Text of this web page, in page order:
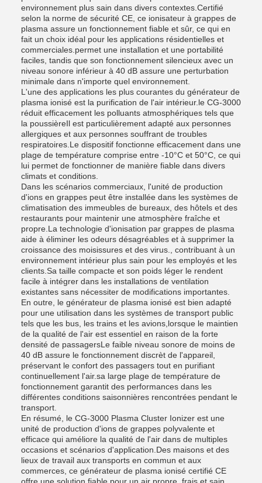
environnement plus sain dans divers contextes.Certifié
selon la norme de sécurité CE, ce ionisateur à grappes de
plasma assure un fonctionnement fiable et sûr, ce qui en
fait un choix idéal pour les applications résidentielles et
commerciales.permet une installation et une portabilité
faciles, tandis que son fonctionnement silencieux avec un
niveau sonore inférieur à 40 dB assure une perturbation
minimale dans n'importe quel environnement.
L'une des applications les plus courantes du générateur de
plasma ionisé est la purification de l'air intérieur.le CG-3000
réduit efficacement les polluants atmosphériques tels que
la poussièreIl est particulièrement adapté aux personnes
allergiques et aux personnes souffrant de troubles
respiratoires.Le dispositif fonctionne efficacement dans une
plage de température comprise entre -10°C et 50°C, ce qui
lui permet de fonctionner de manière fiable dans divers
climats et conditions.
Dans les scénarios commerciaux, l'unité de production
d'ions en grappes peut être installée dans les systèmes de
climatisation des immeubles de bureaux, des hôtels et des
restaurants pour maintenir une atmosphère fraîche et
propre.La technologie d'ionisation par grappes de plasma
aide à éliminer les odeurs désagréables et à supprimer la
croissance des moisissures et des virus., contribuant à un
environnement intérieur plus sain pour les employés et les
clients.Sa taille compacte et son poids léger le rendent
facile à intégrer dans les installations de ventilation
existantes sans nécessiter de modifications importantes.
En outre, le générateur de plasma ionisé est bien adapté
pour une utilisation dans les systèmes de transport public
tels que les bus, les trains et les avions,lorsque le maintien
de la qualité de l'air est essentiel en raison de la forte
densité de passagersLe faible niveau sonore de moins de
40 dB assure le fonctionnement discrèt de l'appareil,
préservant le confort des passagers tout en purifiant
continuellement l'air.sa large plage de température de
fonctionnement garantit des performances dans les
différentes conditions saisonnières rencontrées pendant le
transport.
En résumé, le CG-3000 Plasma Cluster Ionizer est une
unité de production d'ions de grappes polyvalente et
efficace qui améliore la qualité de l'air dans de multiples
occasions et scénarios d'application.Des maisons et des
lieux de travail aux transports en commun et aux
commerces, ce générateur de plasma ionisé certifié CE